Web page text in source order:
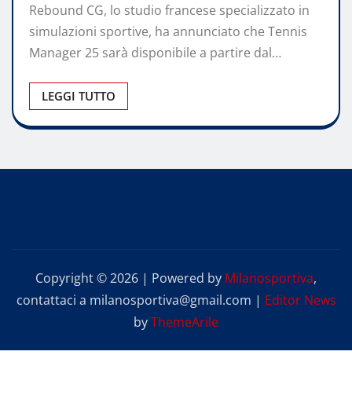
Rebound CG, lo studio francese specializzato in
simulazioni sportive, ha annunciato che Tennis
Manager 25 sarà disponibile a partire dal…
LEGGI TUTTO
Copyright © 2026 | Powered by Milanosportiva,
contattaci a milanosportiva@gmail.com | Editor News
byThemeArile